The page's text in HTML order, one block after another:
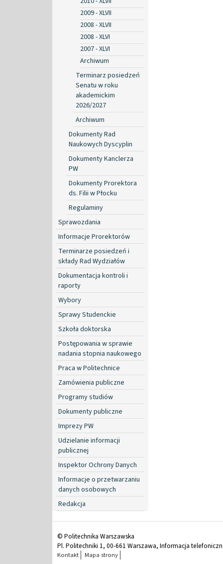
2009 - XLVII
2008 - XLVII
2008 - XLVI
2007 - XLVI
Archiwum
Terminarz posiedzeń
Senatu w roku
akademickim
2026/2027
Archiwum
Dokumenty Rad
Naukowych Dyscyplin
Dokumenty Kanclerza
PW
Dokumenty Prorektora
ds. Filii w Płocku
Regulaminy
Sprawozdania
Informacje Prorektorów
Terminarze posiedzeń i
składy Rad Wydziałów
Dokumentacja kontroli i
raporty
Wybory
Sprawy Studenckie
Szkoła doktorska
Postępowania w sprawie
nadania stopnia naukowego
Praca w Politechnice
Zamówienia publiczne
Programy studiów
Dokumenty publiczne
Imprezy PW
Udzielanie informacji
publicznej
Inspektor Ochrony Danych
Informacje o przetwarzaniu
danych osobowych
Redakcja
© Politechnika Warszawska
Pl. Politechniki 1, 00-661 Warszawa, Informacja
Kontakt Mapa strony